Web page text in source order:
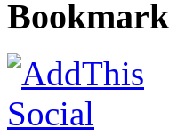
Bookmark